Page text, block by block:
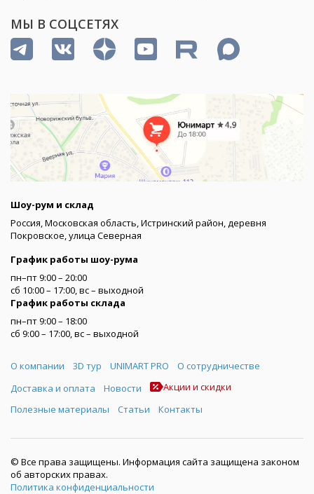
МЫ В СОЦСЕТЯХ
Шоу-рум и склад
Россия, Московская область, Истринский район, деревня
Покровское, улица Северная
График работы шоу-рума
пн–пт 9:00 – 20:00
сб 10:00 – 17:00, вс – выходной
График работы склада
пн–пт 9:00 – 18:00
сб 9:00 – 17:00, вс – выходной
Меню
О компании 3D тур UNIMART PRO
О сотрудничестве
Доставка и оплата
Новости
Акции и скидки
Полезные материалы
Статьи Контакты
© Все права защищены. Информация сайта защищена законом
об авторских правах.
Политика конфиденциальности